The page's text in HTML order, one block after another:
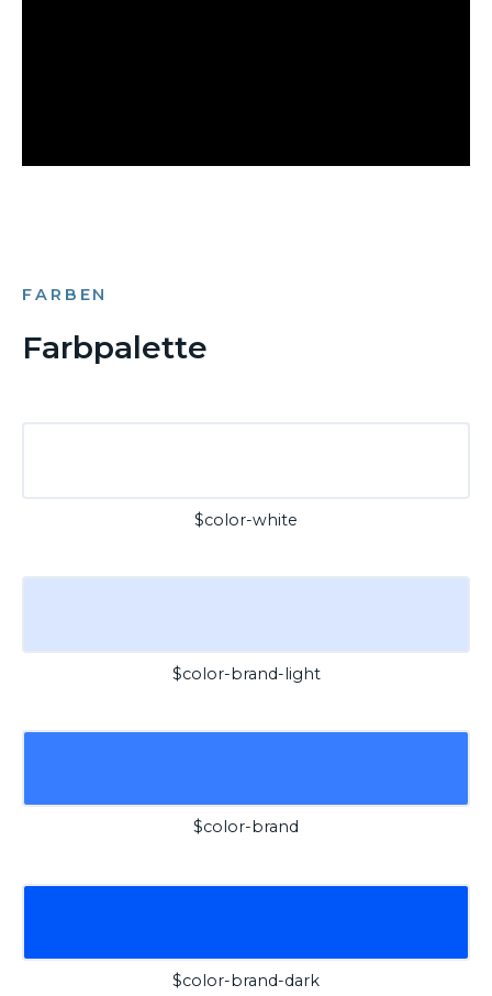
FARBEN
Farbpalette
$color-white
$color-brand-light
$color-brand
$color-brand-dark